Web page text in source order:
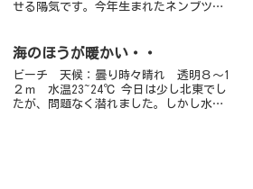
せる陽気です。今年生まれたネンブツダ
がはっきりわかるのがニシキハゼの赤ち
海のほうが暖かい・・
ビーチ 天候：曇り時々晴れ 透明８～1
２ｍ 水温23~24℃ 今日は少し北東でし
たが、問題なく潜れました。しかし水面